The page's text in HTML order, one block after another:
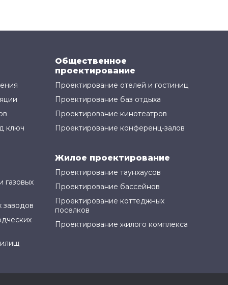
ключ
Общественное
проектирование
Проектирование отелей и гостиниц
Проектирование баз отдыха
Проектирование кинотеатров
Проектирование конференц-залов
газовых
заводов
Жилое проектирование
Проектирование таунхаусов
Проектирование бассейнов
Проектирование коттеджных
поселков
Проектирование жилого комплекса